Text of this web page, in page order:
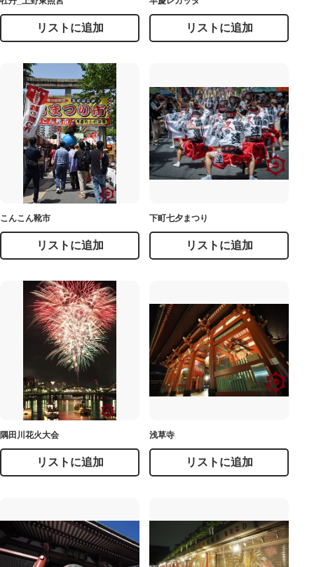
リストに追加 リストに追加
こんこん靴市
リストに追加
下町七夕まつり
リストに追加
隅田川花火大会
リストに追加
浅草寺
リストに追加